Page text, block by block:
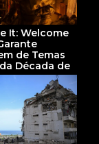
It: Welcome
de Temas
Década de